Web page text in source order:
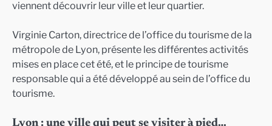
viennent découvrir leur ville et leur quartier.
Virginie Carton, directrice de l’office du tourisme de la
métropole de Lyon, présente les différentes activités
mises en place cet été, et le principe de tourisme
responsable qui a été développé au sein de l’office du
tourisme.
Lyon : une ville qui peut se visiter à pied…